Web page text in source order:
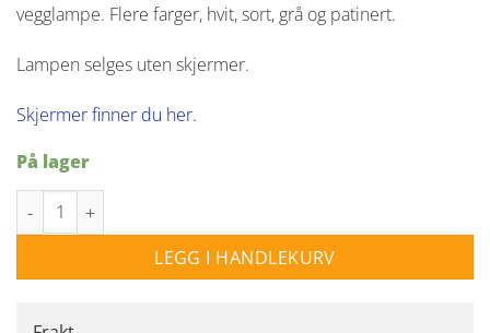
vegglampe. Flere farger, hvit, sort, grå og patinert.
Lampen selges uten skjermer.
Skjermer finner du her.
På lager
Connie gulvlampe 2 lys u/skjerm - Sand antall
LEGG I HANDLEKURV